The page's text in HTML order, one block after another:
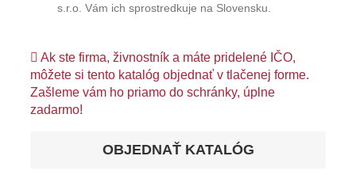
s.r.o. Vám ich sprostredkuje na Slovensku.
Ak ste firma, živnostník a máte pridelené IČO,
môžete si tento katalóg objednať v tlačenej forme.
Zašleme vám ho priamo do schránky, úplne
zadarmo!
OBJEDNAŤ KATALÓG